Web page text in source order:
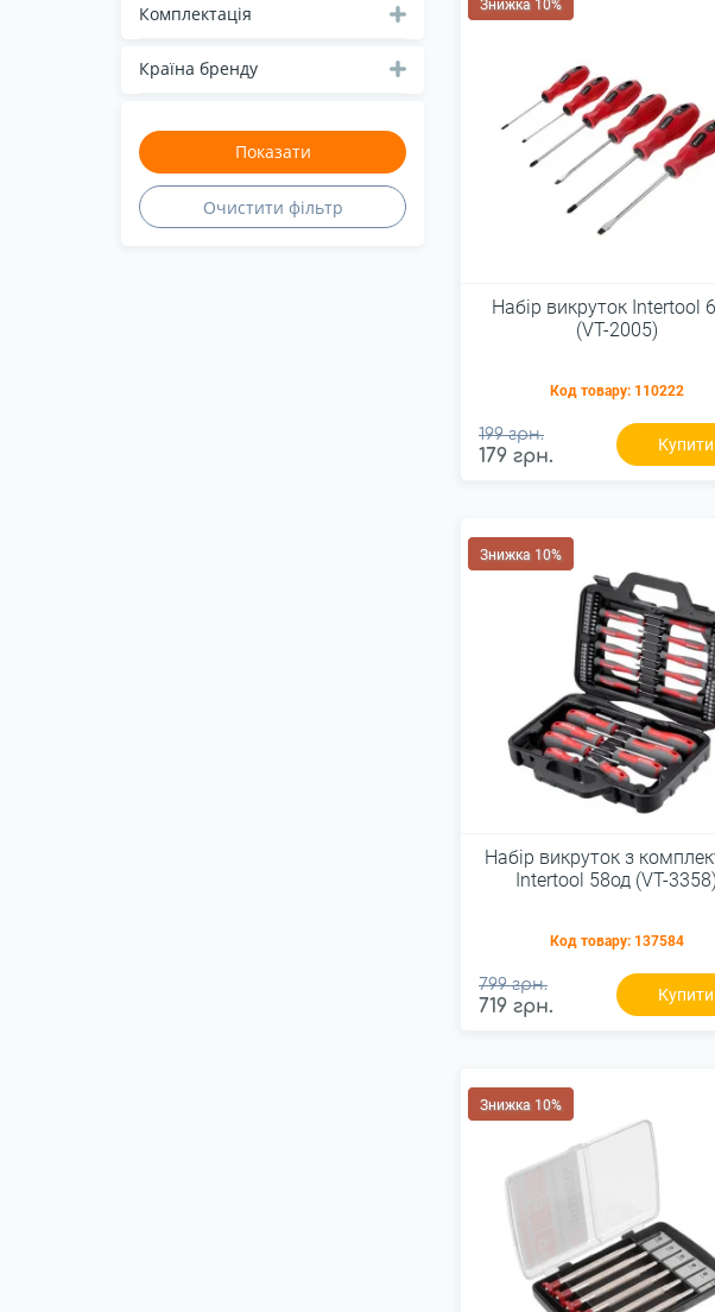
Neo tools
Protester
Stark
Sturm
Комплектація
Країна бренду
Знижка 10%
Набір викруток Intertool
(VT-2005)
Код товару: 110222
199 грн.
179 грн.
Купити
Знижка 10%
Набір викруток з
Intertool 58од (VT-3358)
Код товару: 137584
799 грн.
719 грн.
Купити
Знижка 10%